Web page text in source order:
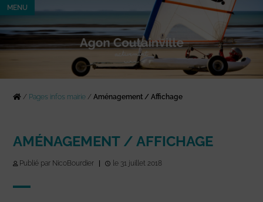
MENU
/ Pages infos mairie /Aménagement / Affichage
AMÉNAGEMENT / AFFICHAGE
Publié par NicoBourdier le 31 juillet 2018